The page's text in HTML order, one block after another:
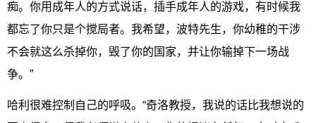
痴。你用成年人的方式说话，插手成年人的游戏，有时候我
都忘了你只是个搅局者。我希望，波特先生，你幼稚的干涉
不会就这么杀掉你，毁了你的国家，并让你输掉下一场战
争。”
哈利很难控制自己的呼吸。“奇洛教授，我说的话比我想说的